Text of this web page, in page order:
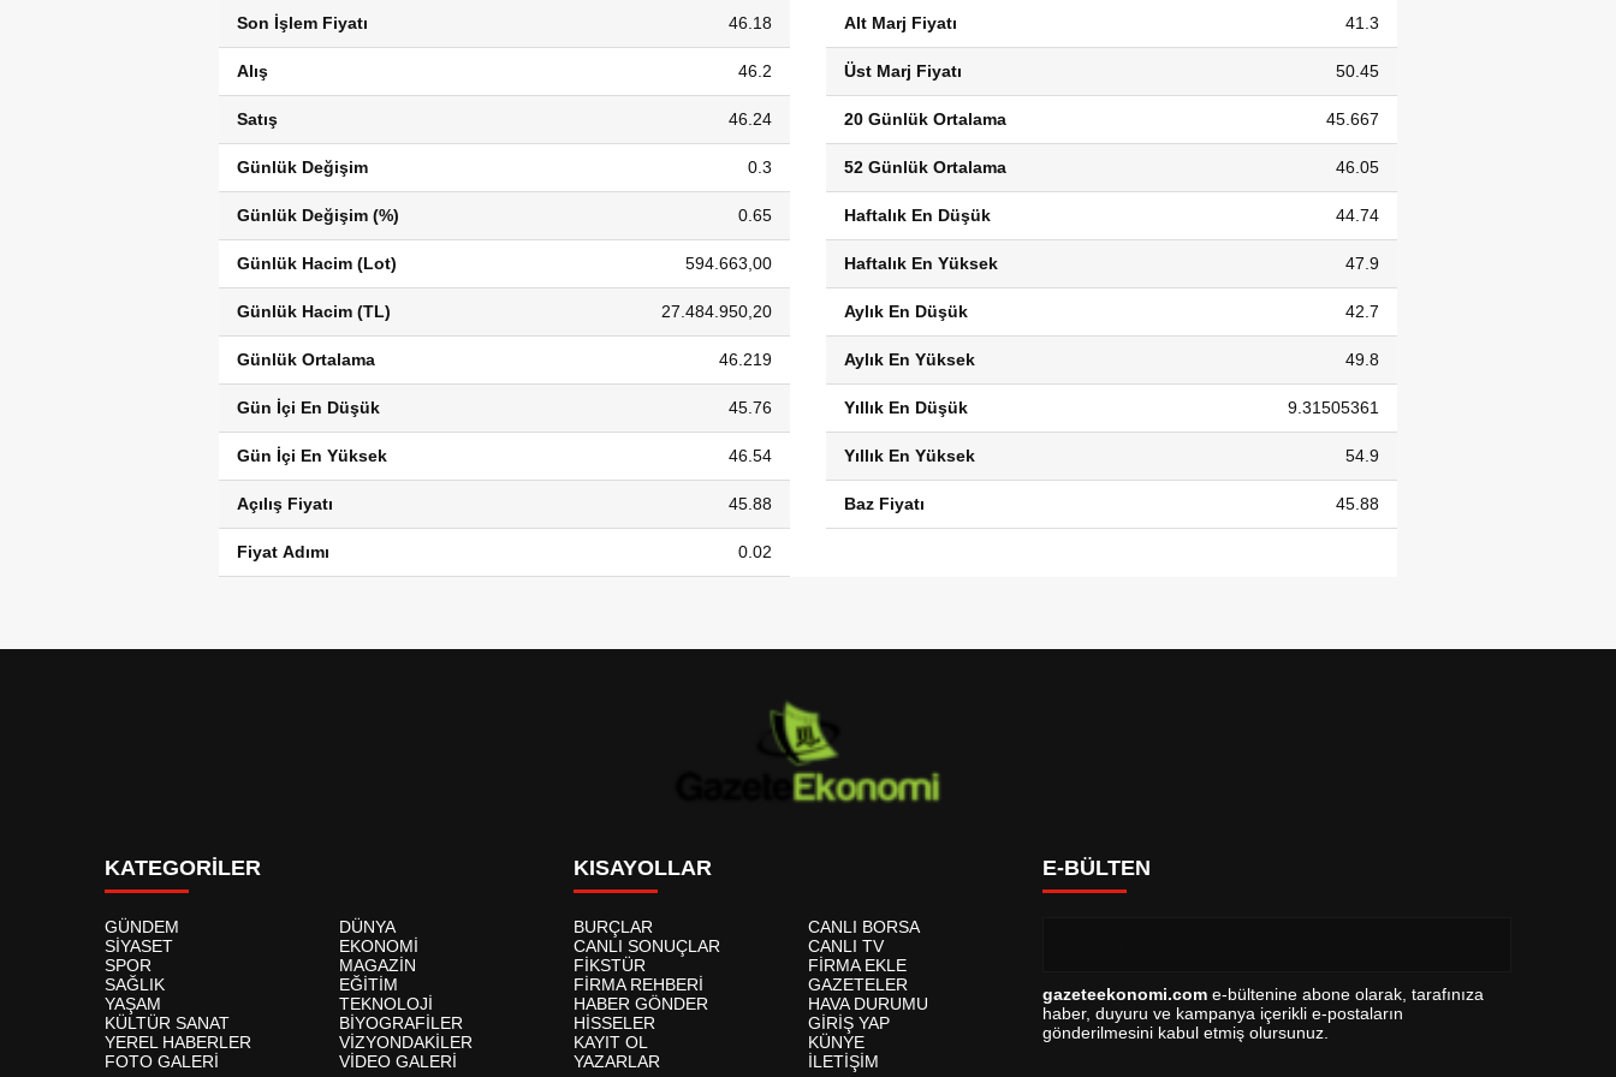
Son İşlem Fiyatı 46.18
Alış 46.2
Satış 46.24
Günlük Değişim 0.3
Günlük Değişim (%) 0.65
Günlük Hacim (Lot) 594.663,00
Günlük Hacim (TL) 27.484.950,20
Günlük Ortalama 46.219
Gün İçi En Düşük 45.76
Gün İçi En Yüksek 46.54
Açılış Fiyatı 45.88
Fiyat Adımı 0.02
Alt Marj Fiyatı 41.3
Üst Marj Fiyatı 50.45
20 Günlük Ortalama 45.667
52 Günlük Ortalama 46.05
Haftalık En Düşük 44.74
Haftalık En Yüksek 47.9
Aylık En Düşük 42.7
Aylık En Yüksek 49.8
Yıllık En Düşük 9.31505361
Yıllık En Yüksek 54.9
Baz Fiyatı 45.88
KATEGORİLER
GÜNDEM
DÜNYA
SİYASET
EKONOMİ
SPOR
MAGAZİN
SAĞLIK
EĞİTİM
YAŞAM
TEKNOLOJİ
KÜLTÜR SANAT
BİYOGRAFİLER
YEREL HABERLER
VİZYONDAKİLER
FOTO GALERİ
VİDEO GALERİ
KISAYOLLAR
BURÇLAR
CANLI BORSA
CANLI SONUÇLAR
CANLI TV
FİKSTÜR
FİRMA EKLE
FİRMA REHBERİ
GAZETELER
HABER GÖNDER
HAVA DURUMU
HİSSELER
GİRİŞ YAP
KAYIT OL
KÜNYE
YAZARLAR
İLETİŞİM
E-BÜLTEN
gazeteekonomi.com e-bültenine abone olarak, tarafınıza
haber, duyuru ve kampanya içerikli e-postaların
gönderilmesini kabul etmiş olursunuz.